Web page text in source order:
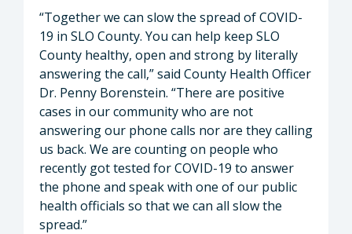
“Together we can slow the spread of COVID-
19 in SLO County. You can help keep SLO
County healthy, open and strong by literally
answering the call,” said County Health Officer
Dr. Penny Borenstein. “There are positive
cases in our community who are not
answering our phone calls nor are they calling
us back. We are counting on people who
recently got tested for COVID-19 to answer
the phone and speak with one of our public
health officials so that we can all slow the
spread.”